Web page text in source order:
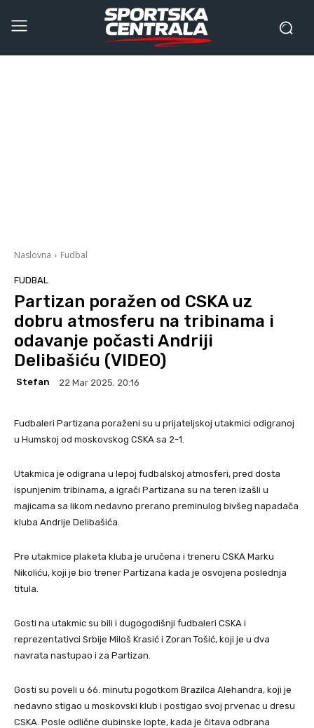
Naslovna Fudbal
FUDBAL
Partizan poražen od CSKA uz
dobru atmosferu na tribinama i
odavanje počasti Andriji
Delibašiću (VIDEO)
Stefan 22 Mar 2025. 20:16
Fudbaleri Partizana poraženi su u prijateljskoj utakmici odigranoj
u Humskoj od moskovskog CSKA sa 2-1.
Utakmica je odigrana u lepoj fudbalskoj atmosferi, pred dosta
ispunjenim tribinama, a igrači Partizana su na teren izašli u
majicama sa likom nedavno prerano preminulog bivšeg napadača
kluba Andrije Delibašića.
Pre utakmice plaketa kluba je uručena i treneru CSKA Marku
Nikoliću, koji je bio trener Partizana kada je osvojena poslednja
titula.
Gosti na utakmic su bili i dugogodišnji fudbaleri CSKA i
reprezentativci Srbije Miloš Krasić i Zoran Tošić, koji je u dva
navrata nastupao i za Partizan.
Gosti su poveli u 66. minutu pogotkom Brazilca Alehandra, koji je
nedavno stigao u moskovski klub i postigao svoj prvenac u dresu
CSKA. Posle odlične dubinske lopte, kada je čitava odbrana